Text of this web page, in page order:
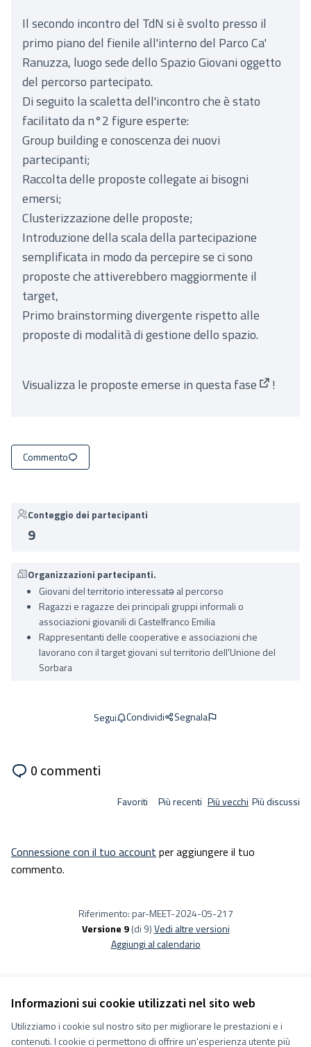
Informazioni sui cookie utilizzati nel sito web
Utilizziamo i cookie sul nostro sito per migliorare le prestazioni e i
contenuti. I cookie ci permettono di offrire un'esperienza utente più
Il secondo incontro del TdN si è svolto presso il
primo piano del fienile all'interno del Parco Ca'
Ranuzza, luogo sede dello Spazio Giovani oggetto
del percorso partecipato.
Di seguito la scaletta dell'incontro che è stato
facilitato da n°2 figure esperte:
Group building e conoscenza dei nuovi
partecipanti;
Raccolta delle proposte collegate ai bisogni
emersi;
Clusterizzazione delle proposte;
Introduzione della scala della partecipazione
semplificata in modo da percepire se ci sono
proposte che attiverebbero maggiormente il
target,
Primo brainstorming divergente rispetto alle
proposte di modalità di gestione dello spazio.
Visualizza le proposte emerse in questa fase !
Commento
Conteggio dei partecipanti
9
Organizzazioni partecipanti.
Giovani del territorio interessatə al percorso
Ragazzi e ragazze dei principali gruppi informali o
associazioni giovanili di Castelfranco Emilia
Rappresentanti delle cooperative e associazioni che
lavorano con il target giovani sul territorio dell'Unione del
Sorbara
Segui Condividi Segnala
0 commenti
Favoriti Più recenti Più vecchi Più discussi
Connessione con il tuo account per aggiungere il tuo
commento.
Riferimento: par-MEET-2024-05-217
Versione 9(di 9) vedi altre versioni
Aggiungi al calendario
Termini e condizioni d''uso
Impostazioni Cookie